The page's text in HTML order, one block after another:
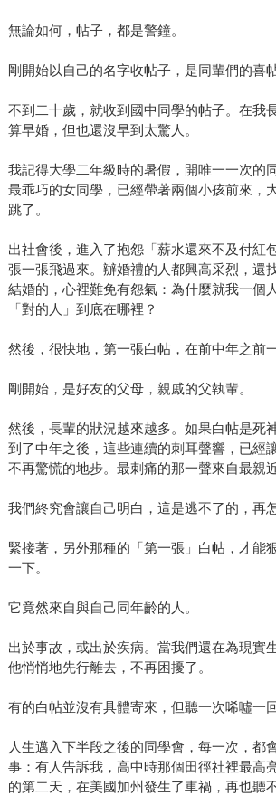
無論如何，帖子，都是警鐘。
剛開始以自己的名字收帖子，是同輩們的喜帖
不到二十歲，就收到國中同學的帖子。在我
算早婚，但也還沒早到太驚人。
我記得大學二年級時的暑假，開唯一一次的
最乖巧的女同學，已經帶著兩個小孩前來，
跳了。
出社會後，進入了抱怨「薪水還來不及付紅
張一張飛過來。辦婚禮的人都興高采烈，還
結婚的，心裡難免有怨氣：為什麼就我一個
「對的人」到底在哪裡？
然後，很快地，第一張白帖，在前中年之前
剛開始，是好友的父母，親戚的父執輩。
然後，長輩的狀況越來越多。如果白帖是死
到了中年之後，這些連續的刺耳聲響，已經
不再驚慌的地步。最刺痛的那一聲來自最親
我們終究會讓自己明白，這是逃不了的，再
緊接著，另外那種的「第一張」白帖，才能
一下。
它竟然來自與自己同年齡的人。
出於事故，或出於疾病。當我們還在為現實
他悄悄地先行離去，不再困擾了。
有的白帖並沒有具體寄來，但聽一次唏噓一回
人生邁入下半段之後的同學會，每一次，都
事：有人告訴我，高中時那個田徑社裡最高
的第二天，在美國加州發生了車禍，再也聽